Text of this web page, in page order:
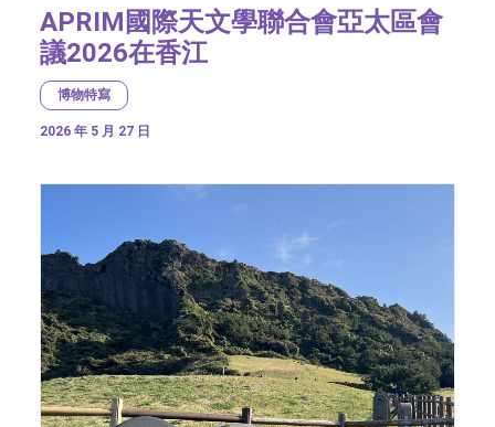
APRIM國際天文學聯合會亞太區會
議2026在香江
博物特寫
2026 年 5 月 27 日